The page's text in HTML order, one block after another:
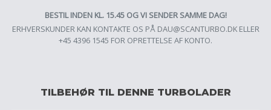
BESTIL INDEN KL. 15.45 OG VI SENDER SAMME DAG!
ERHVERSKUNDER KAN KONTAKTE OS PÅ DAU@SCANTURBO.DKELLER
+45 4396 1545 FOR OPRETTELSE AF KONTO.
TILBEHØR TIL DENNE TURBOLADER